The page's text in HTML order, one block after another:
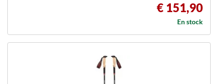
€ 151,90
En stock